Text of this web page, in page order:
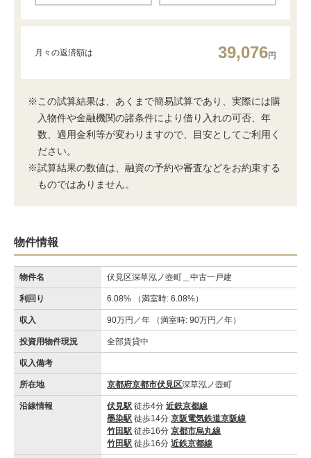
月々の返済額は 39,076円
※この試算結果は、あくまで簡易試算であり、実際には購
入物件や金融機関の諸条件により借り入れの可否、年
数、適用金利等が変わりますので、目安としてご利用く
ださい。
※試算結果の数値は、融資の予約や審査などをお約束する
ものではありません。
物件情報
物件名 伏見区深草泓ノ壺町＿中古一戸建
利回り 6.08% （満室時: 6.08%）
収入 90万円／年 （満室時: 90万円／年）
投資用物件現況 全部賃貸中
収入備考
所在地 京都府京都市伏見区深草泓ノ壺町
沿線情報 伏見駅 徒歩4分近鉄京都線
墨染駅 徒歩14分京阪電気鉄道京阪線
竹田駅 徒歩16分京都市烏丸線
竹田駅 徒歩16分近鉄京都線